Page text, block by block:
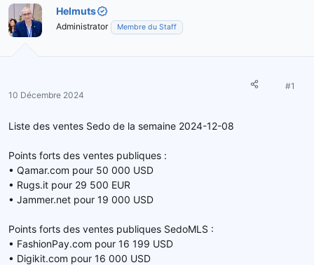
t
e
u
l
d
s
c
u
s
i
n
d
é
Helmuts
Administrator Membre du Staff
10 Décembre 2024
#1
Liste des ventes Sedo de la semaine 2024-12-08
Points forts des ventes publiques :
• Qamar.com pour 50 000 USD
• Rugs.it pour 29 500 EUR
• Jammer.net pour 19 000 USD
Points forts des ventes publiques SedoMLS :
• FashionPay.com pour 16 199 USD
• Digikit.com pour 16 000 USD